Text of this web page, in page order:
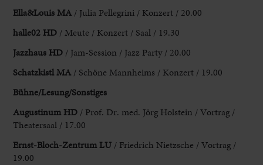
Ella&Louis MA / Julia Pellegrini / Konzert / 20.00
halle02 HD / Meute / Konzert / Saal / 19.30
Jazzhaus HD / Jam-Session / Jazz Party / 20.00
Schatzkistl MA / Schöne Mannheims / Konzert / 19.00
Bühne/Lesung/Sonstiges
Augustinum HD / Prof. Dr. med. Jörg Holstein / Vortrag /
Theatersaal / 17.00
Ernst-Bloch-Zentrum LU / Friedrich Nietzsche / Vortrag /
19.00